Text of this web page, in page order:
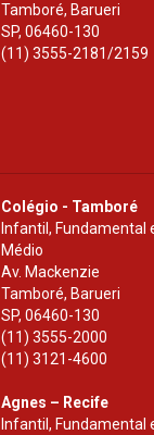
Tamboré, Barueri
SP,06460-130
(11) 3555-2181/2159
Colégio - Tamboré
Infantil, Fundamental
Médio
Av. Mackenzie
Tamboré, Barueri
SP,06460-130
(11) 3555-2000
(11) 3121-4600
Agnes – Recife
Infantil, Fundamental